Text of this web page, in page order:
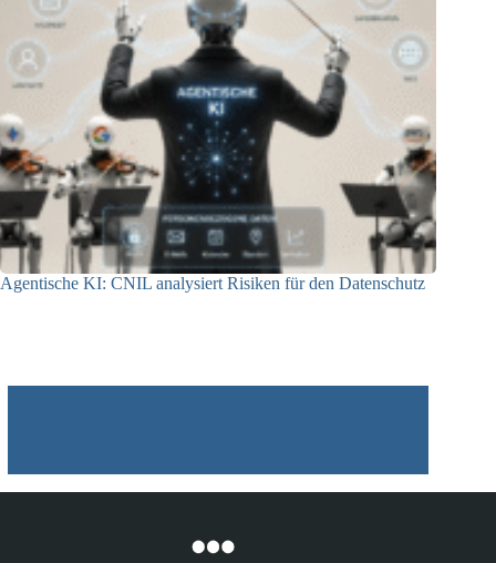
Agentische KI: CNIL analysiert Risiken für den Datenschutz